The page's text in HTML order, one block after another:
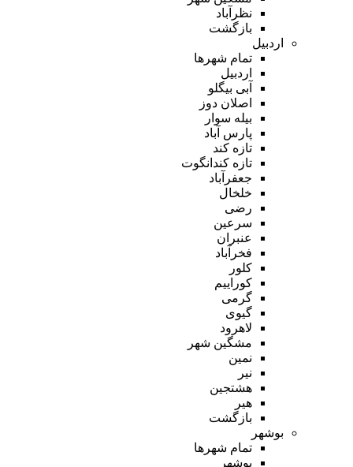
نظرآباد
بازگشت
اردبیل
تمام شهر‌ها
اردبیل
آبی بیگلو
اصلان دوز
بیله سوار
پارس آباد
تازه کند
تازه کندانگوت
جعفرآباد
خلخال
رضی
سرعین
عنبران
فخرآباد
کلور
کوراییم
گرمی
گیوی
لاهرود
مشگین شهر
نمین
نیر
هشتجین
هیر
بازگشت
بوشهر
تمام شهر‌ها
بوشهر